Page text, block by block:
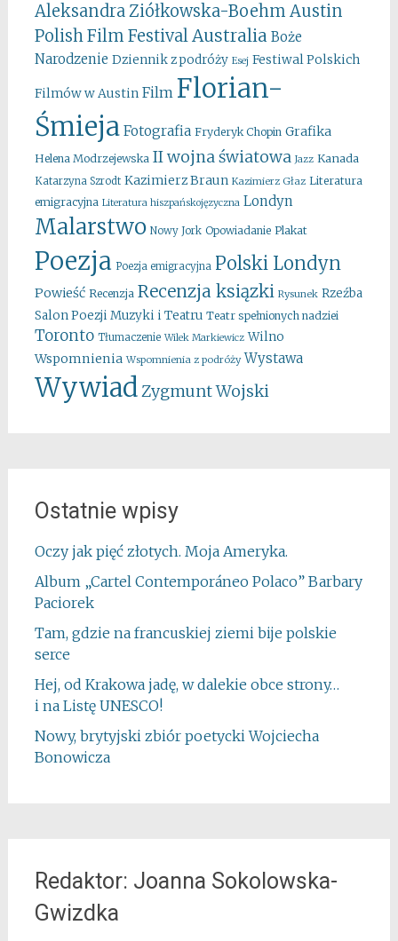
Aleksandra Ziółkowska-Boehm Austin
Polish Film FestivalAustralia Boże
Narodzenie Dziennik z podróży Esej Festiwal Polskich
Filmów w Austin Film Florian-
Śmieja Fotografia Fryderyk Chopin Grafika
Helena Modrzejewska II wojna światowa Jazz Kanada
Katarzyna Szrodt Kazimierz Braun Kazimierz Głaz Literatura
emigracyjna Literatura hiszpańskojęzyczna Londyn
Malarstwo Nowy Jork Opowiadanie Plakat
Poezja Poezja emigracyjna Polski Londyn
Powieść Recenzja Recenzja ksiązki Rysunek Rzeźba
Salon Poezji Muzyki i Teatru Teatr spełnionych nadziei
Toronto Tłumaczenie Wilek Markiewicz Wilno
Wspomnienia Wspomnienia z podróży Wystawa
WywiadZygmunt Wojski
Ostatnie wpisy
Oczy jak pięć złotych. Moja Ameryka.
Album „Cartel Contemporáneo Polaco” Barbary
Paciorek
Tam, gdzie na francuskiej ziemi bije polskie
serce
Hej, od Krakowa jadę, w dalekie obce strony…
i na Listę UNESCO!
Nowy, brytyjski zbiór poetycki Wojciecha
Bonowicza
Redaktor: Joanna Sokolowska-
Gwizdka